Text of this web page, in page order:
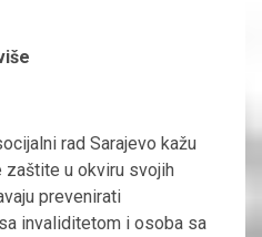
rad Sarajevo kažu
u okviru svojih
prevenirati
invaliditetom i osoba sa